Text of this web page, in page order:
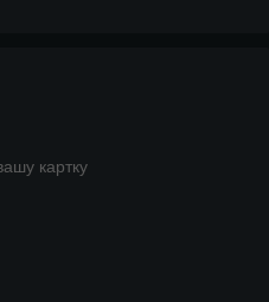
картку